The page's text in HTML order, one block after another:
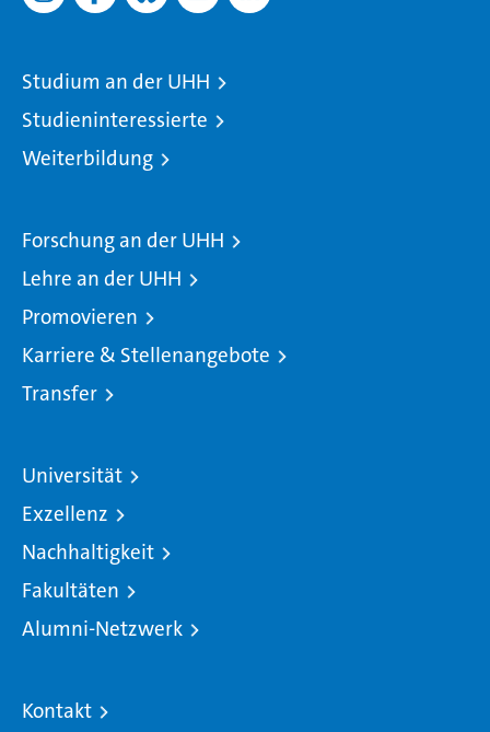
Studium an der UHH
Studieninteressierte
Weiterbildung
Forschung an der UHH
Lehre an der UHH
Promovieren
Karriere & Stellenangebote
Transfer
Universität
Exzellenz
Nachhaltigkeit
Fakultäten
Alumni-Netzwerk
Kontakt